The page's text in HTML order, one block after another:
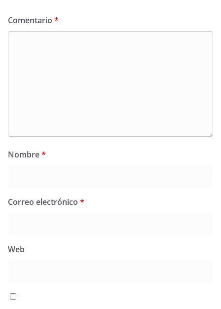
Comentario *
Nombre*
Correo electrónico *
Web